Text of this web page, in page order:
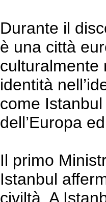
Durante il
è una città
culturalmente
identità
come
dell’Europa
Il primo
Istanbul
civiltà. A